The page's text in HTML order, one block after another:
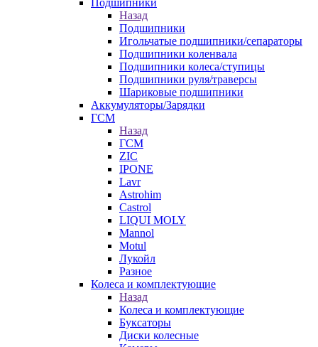
Подшипники
Назад
Подшипники
Игольчатые подшипники/сепараторы
Подшипники коленвала
Подшипники колеса/ступицы
Подшипники руля/траверсы
Шариковые подшипники
Аккумуляторы/Зарядки
ГСМ
Назад
ГСМ
ZIC
IPONE
Lavr
Astrohim
Castrol
LIQUI MOLY
Mannol
Motul
Лукойл
Разное
Колеса и комплектующие
Назад
Колеса и комплектующие
Буксаторы
Диски колесные